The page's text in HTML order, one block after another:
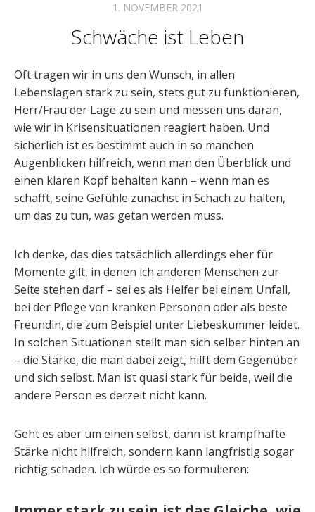
1. NOVEMBER 2021
Schwäche ist Leben
Oft tragen wir in uns den Wunsch, in allen
Lebenslagen stark zu sein, stets gut zu funktionieren,
Herr/Frau der Lage zu sein und messen uns daran,
wie wir in Krisensituationen reagiert haben. Und
sicherlich ist es bestimmt auch in so manchen
Augenblicken hilfreich, wenn man den Überblick und
einen klaren Kopf behalten kann – wenn man es
schafft, seine Gefühle zunächst in Schach zu halten,
um das zu tun, was getan werden muss.
Ich denke, das dies tatsächlich allerdings eher für
Momente gilt, in denen ich anderen Menschen zur
Seite stehen darf – sei es als Helfer bei einem Unfall,
bei der Pflege von kranken Personen oder als beste
Freundin, die zum Beispiel unter Liebeskummer leidet.
In solchen Situationen stellt man sich selber hinten an
– die Stärke, die man dabei zeigt, hilft dem Gegenüber
und sich selbst. Man ist quasi stark für beide, weil die
andere Person es derzeit nicht kann.
Geht es aber um einen selbst, dann ist krampfhafte
Stärke nicht hilfreich, sondern kann langfristig sogar
richtig schaden. Ich würde es so formulieren: